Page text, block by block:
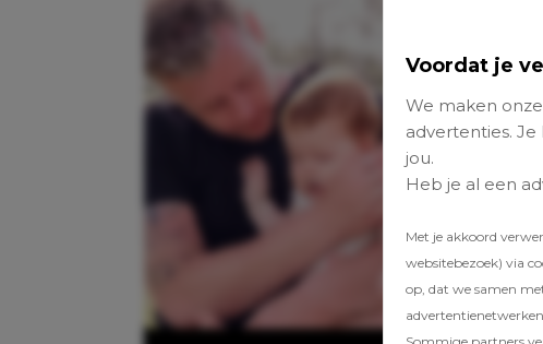
Voordat je
We maken
advertenties.
jou.
Heb je al een
Met je akkoord
websitebezoek) via
op, dat we samen
Sommige partners